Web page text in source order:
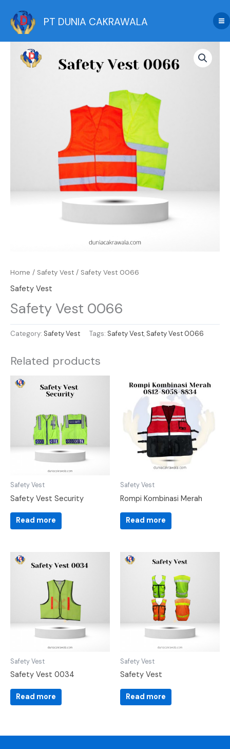
content
PT DUNIA CAKRAWALA
Home / Safety Vest / Safety Vest 0066
Safety Vest
Safety Vest 0066
Category: Safety Vest Tags: Safety Vest, Safety Vest 0066
Related products
Safety Vest
Safety Vest Security
Read more
Safety Vest
Rompi Kombinasi Merah
Read more
Safety Vest
Safety Vest 0034
Read more
Safety Vest
Safety Vest
Read more